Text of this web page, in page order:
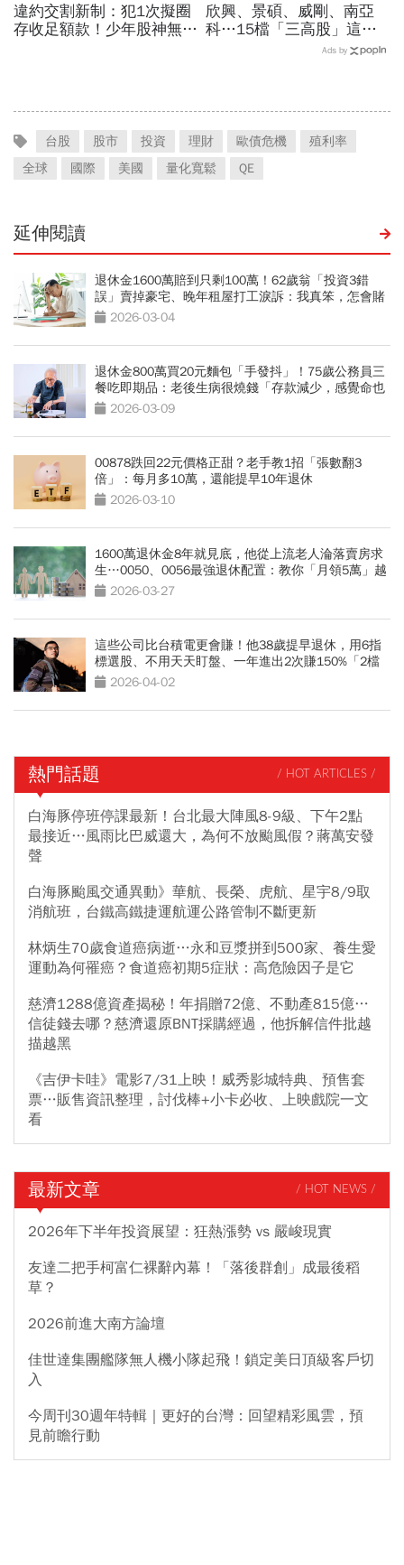
違約交割新制：犯1次擬圈
存收足額款！少年股神無本
欣興、景碩、威剛、南亞
科…15檔「三高股」這檔
法人最愛、本益比超低！台
Ads by
台股 股市 投資 理財 歐債危機
殖利率
全球
國際 美國 量化寬鬆 QE
延伸閱讀
退休金1600萬賠到只剩100萬！62歲翁「投資3錯
誤」賣掉豪宅、晚年租屋打工淚訴：我真笨，怎會賭
這把？
2026-03-04
退休金800萬買20元麵包「手發抖」！75歲公務員三
餐吃即期品：老後生病很燒錢「存款減少，感覺命也
變短」
2026-03-09
00878跌回22元價格正甜？老手教1招「張數翻3
倍」：每月多10萬，還能提早10年退休
2026-03-10
1600萬退休金8年就見底，他從上流老人淪落賣房求
生…0050、0056最強退休配置：教你「月領5萬」越
花越有錢
2026-03-27
這些公司比台積電更會賺！他38歲提早退休，用6指
標選股、不用天天盯盤、一年進出2次賺150%「2檔
飆股曝光」
2026-04-02
熱門話題 / HOT ARTICLES /
白海豚停班停課最新！台北最大陣風8-9級、下午2點
最接近…風雨比巴威還大，為何不放颱風假？蔣萬安發
聲
白海豚颱風交通異動》華航、長榮、虎航、星宇8/9取
消航班，台鐵高鐵捷運航運公路管制不斷更新
林炳生70歲食道癌病逝…永和豆漿拼到500家、養生愛
運動為何罹癌？食道癌初期5症狀：高危險因子是它
慈濟1288億資產揭秘！年捐贈72億、不動產815億…
信徒錢去哪？慈濟還原BNT採購經過，他拆解信件批越
描越黑
《吉伊卡哇》電影7/31上映！威秀影城特典、預售套
票…販售資訊整理，討伐棒+小卡必收、上映戲院一文
看
最新文章 / HOT NEWS /
2026年下半年投資展望：狂熱漲勢 vs 嚴峻現實
友達二把手柯富仁裸辭內幕！「落後群創」成最後稻
草？
2026前進大南方論壇
佳世達集團艦隊無人機小隊起飛！鎖定美日頂級客戶切
入
今周刊30週年特輯｜更好的台灣：回望精彩風雲，預
見前瞻行動